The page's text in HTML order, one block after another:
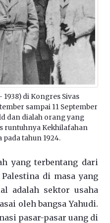
1938) di Kongres Sivas
sampai 11 September
dan dialah orang yang
runtuhnya Kekhilafahan
tahun 1924.
yang terbentang dari
di masa yang
adalah sektor usaha
oleh bangsa Yahudi.
pasar-pasar uang di